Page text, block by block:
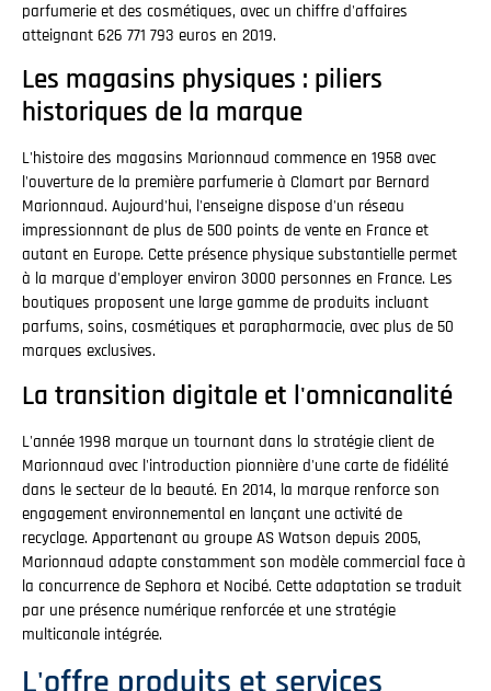
parfumerie et des cosmétiques, avec un chiffre d'affaires
atteignant 626 771 793 euros en 2019.
Les magasins physiques : piliers
historiques de la marque
L'histoire des magasins Marionnaud commence en 1958 avec
l'ouverture de la première parfumerie à Clamart par Bernard
Marionnaud. Aujourd'hui, l'enseigne dispose d'un réseau
impressionnant de plus de 500 points de vente en France et
autant en Europe. Cette présence physique substantielle permet
à la marque d'employer environ 3000 personnes en France. Les
boutiques proposent une large gamme de produits incluant
parfums, soins, cosmétiques et parapharmacie, avec plus de 50
marques exclusives.
La transition digitale et l'omnicanalité
L'année 1998 marque un tournant dans la stratégie client de
Marionnaud avec l'introduction pionnière d'une carte de fidélité
dans le secteur de la beauté. En 2014, la marque renforce son
engagement environnemental en lançant une activité de
recyclage. Appartenant au groupe AS Watson depuis 2005,
Marionnaud adapte constamment son modèle commercial face à
la concurrence de Sephora et Nocibé. Cette adaptation se traduit
par une présence numérique renforcée et une stratégie
multicanale intégrée.
L'offre produits et services